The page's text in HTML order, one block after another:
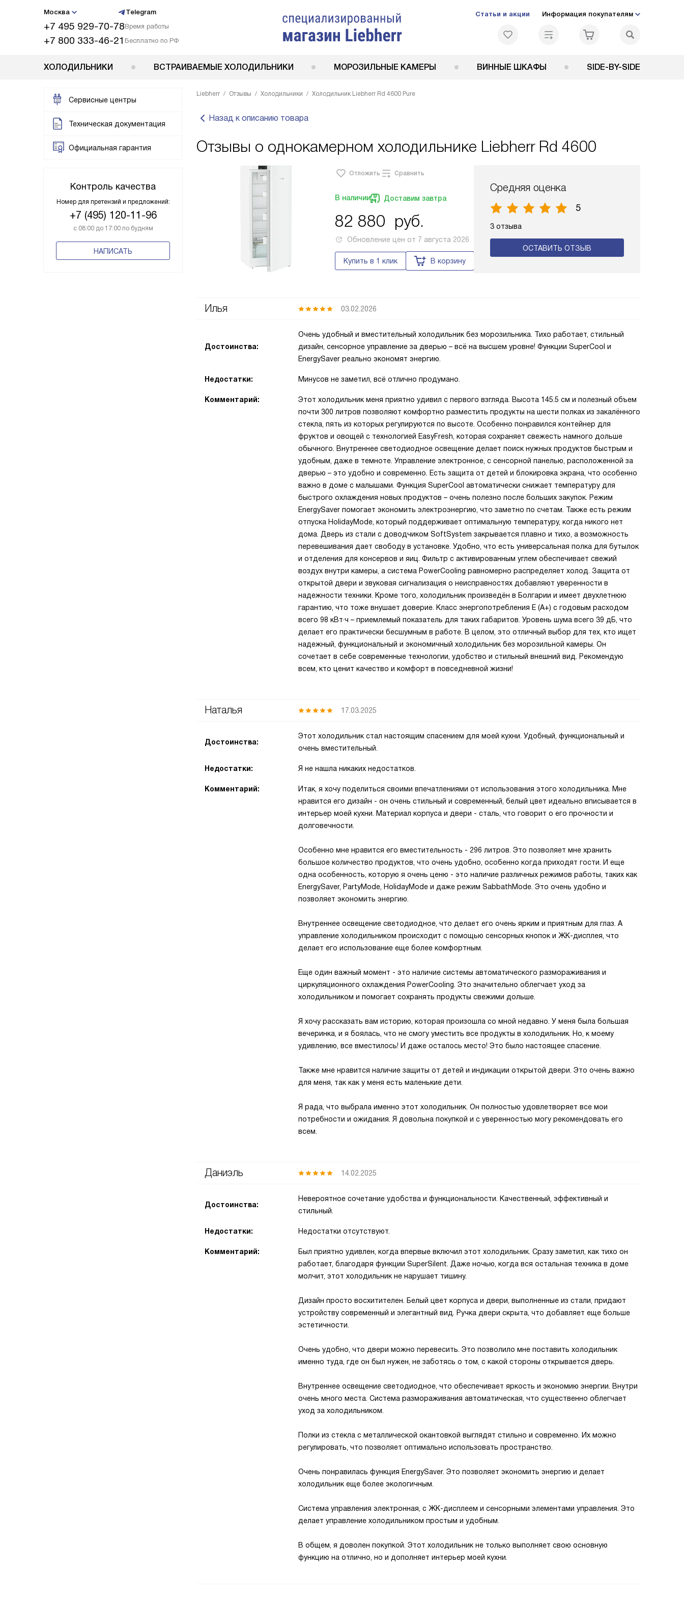
Москва Telegram
+7 495 929-70-78Время работы
+7 800 333-46-21 Бесплатно по РФ
Статьи и акции Информация покупателям
ХОЛОДИЛЬНИКИ ВСТРАИВАЕМЫЕ ХОЛОДИЛЬНИКИ МОРОЗИЛЬНЫЕ КАМЕРЫ ВИННЫЕ ШКАФЫ SIDE-BY-SIDE
Сервисные центры
Техническая документация
Официальная гарантия
Контроль качества
Номер для претензий и предложений:
+7 (495) 120-11-96
с 08:00 до 17:00 по будням
НАПИСАТЬ
Liebherr Отзывы Холодильники Холодильник Liebherr Rd 4600 Pure
Назад к описанию товара
Отзывы о однокамерном холодильнике Liebherr Rd 4600
Отложить Сравнить
В наличии Доставим завтра
82 880 руб.
Обновление цен от 7 августа 2026
Купить в 1 клик В корзину
Средняя оценка
5
3 отзыва
ОСТАВИТЬ ОТЗЫВ
Илья 03.02.2026
Достоинства:
Очень удобный и вместительный холодильник без морозильника. Тихо работает, стильный
дизайн, сенсорное управление за дверью – всё на высшем уровне! Функции SuperCool и
EnergySaver реально экономят энергию.
Недостатки: Минусов не заметил, всё отлично продумано.
Комментарий:
Этот холодильник меня приятно удивил с первого взгляда. Высота 145.5 см и полезный объем
почти 300 литров позволяют комфортно разместить продукты на шести полках из закалённого
стекла, пять из которых регулируются по высоте. Особенно понравился контейнер для
фруктов и овощей с технологией EasyFresh, которая сохраняет свежесть намного дольше
обычного. Внутреннее светодиодное освещение делает поиск нужных продуктов быстрым и
удобным, даже в темноте. Управление электронное, с сенсорной панелью, расположенной за
дверью – это удобно и современно. Есть защита от детей и блокировка экрана, что особенно
важно в доме с малышами. Функция SuperCool автоматически снижает температуру для
быстрого охлаждения новых продуктов – очень полезно после больших закупок. Режим
EnergySaver помогает экономить электроэнергию, что заметно по счетам. Также есть режим
отпуска HolidayMode, который поддерживает оптимальную температуру, когда никого нет
дома. Дверь из стали с доводчиком SoftSystem закрывается плавно и тихо, а возможность
перевешивания дает свободу в установке. Удобно, что есть универсальная полка для бутылок
и отделения для консервов и яиц. Фильтр с активированным углем обеспечивает свежий
воздух внутри камеры, а система PowerCooling равномерно распределяет холод. Защита от
открытой двери и звуковая сигнализация о неисправностях добавляют уверенности в
надежности техники. Кроме того, холодильник произведён в Болгарии и имеет двухлетнюю
гарантию, что тоже внушает доверие. Класс энергопотребления E (A+) с годовым расходом
всего 98 кВт·ч – приемлемый показатель для таких габаритов. Уровень шума всего 39 дБ, что
делает его практически бесшумным в работе. В целом, это отличный выбор для тех, кто ищет
надежный, функциональный и экономичный холодильник без морозильной камеры. Он
сочетает в себе современные технологии, удобство и стильный внешний вид. Рекомендую
всем, кто ценит качество и комфорт в повседневной жизни!
Наталья 17.03.2025
Достоинства:
Этот холодильник стал настоящим спасением для моей кухни. Удобный, функциональный и
очень вместительный.
Недостатки: Я не нашла никаких недостатков.
Комментарий:
Итак, я хочу поделиться своими впечатлениями от использования этого холодильника. Мне
нравится его дизайн - он очень стильный и современный, белый цвет идеально вписывается в
интерьер моей кухни. Материал корпуса и двери - сталь, что говорит о его прочности и
долговечности.
Особенно мне нравится его вместительность - 296 литров. Это позволяет мне хранить
большое количество продуктов, что очень удобно, особенно когда приходят гости. И еще
одна особенность, которую я очень ценю - это наличие различных режимов работы, таких как
EnergySaver, PartyMode, HolidayMode и даже режим SabbathMode. Это очень удобно и
позволяет экономить энергию.
Внутреннее освещение светодиодное, что делает его очень ярким и приятным для глаз. А
управление холодильником происходит с помощью сенсорных кнопок и ЖК-дисплея, что
делает его использование еще более комфортным.
Еще один важный момент - это наличие системы автоматического размораживания и
циркуляционного охлаждения PowerCooling. Это значительно облегчает уход за
холодильником и помогает сохранять продукты свежими дольше.
Я хочу рассказать вам историю, которая произошла со мной недавно. У меня была большая
вечеринка, и я боялась, что не смогу уместить все продукты в холодильник. Но, к моему
удивлению, все вместилось! И даже осталось место! Это было настоящее спасение.
Также мне нравится наличие защиты от детей и индикации открытой двери. Это очень важно
для меня, так как у меня есть маленькие дети.
Я рада, что выбрала именно этот холодильник. Он полностью удовлетворяет все мои
потребности и ожидания. Я довольна покупкой и с уверенностью могу рекомендовать его
всем.
Даниэль 14.02.2025
Достоинства:
Невероятное сочетание удобства и функциональности. Качественный, эффективный и
стильный.
Недостатки: Недостатки отсутствуют.
Комментарий:
Был приятно удивлен, когда впервые включил этот холодильник. Сразу заметил, как тихо он
работает, благодаря функции SuperSilent. Даже ночью, когда вся остальная техника в доме
молчит, этот холодильник не нарушает тишину.
Дизайн просто восхитителен. Белый цвет корпуса и двери, выполненные из стали, придают
устройству современный и элегантный вид. Ручка двери скрыта, что добавляет еще больше
эстетичности.
Очень удобно, что двери можно перевесить. Это позволило мне поставить холодильник
именно туда, где он был нужен, не заботясь о том, с какой стороны открывается дверь.
Внутреннее освещение светодиодное, что обеспечивает яркость и экономию энергии. Внутри
очень много места. Система размораживания автоматическая, что существенно облегчает
уход за холодильником.
Полки из стекла с металлической окантовкой выглядят стильно и современно. Их можно
регулировать, что позволяет оптимально использовать пространство.
Очень понравилась функция EnergySaver. Это позволяет экономить энергию и делает
холодильник еще более экологичным.
Система управления электронная, с ЖК-дисплеем и сенсорными элементами управления. Это
делает управление холодильником простым и удобным.
В общем, я доволен покупкой. Этот холодильник не только выполняет свою основную
функцию на отлично, но и дополняет интерьер моей кухни.